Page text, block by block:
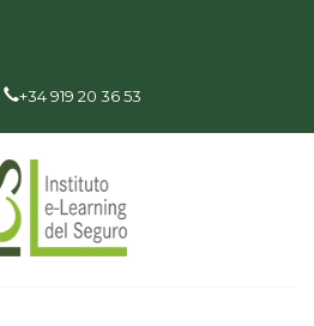
+34 919 20 36 53